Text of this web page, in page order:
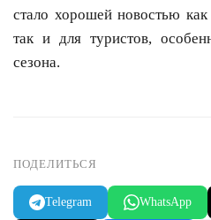
стало хорошей новостью
так и для туристов,
сезона.
ПОДЕЛИТЬСЯ
Telegram WhatsApp